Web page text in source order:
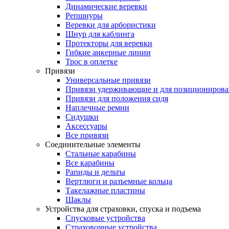
Динамические веревки
Репшнуры
Веревки для арбористики
Шнур для каблинга
Протекторы для веревки
Гибкие анкерные линии
Трос в оплетке
Привязи
Универсальные привязи
Привязи удерживающие и для
Привязи для положения сидя
Наплечные ремни
Сидушки
Аксессуары
Все привязи
Соединительные элементы
Стальные карабины
Все карабины
Рапиды и дельты
Вертлюги и разъемные кольца
Такелажные пластины
Шаклы
Устройства для страховки, спуска и подъема
Спусковые устройства
Страховочные устройства